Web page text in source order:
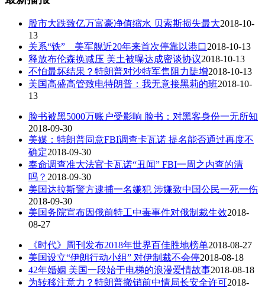
股市大跌致亿万富豪净值缩水 贝索斯损失最大2018-10-
13
关系“铁” 美军舰近20年来首次停靠以港口2018-10-13
释放布伦森换减压 美土被曝达成密谈协议2018-10-13
不怕最坏结果？特朗普对沙特军售阻力陡增2018-10-13
美国高盛高管致电特朗普：我无意接黑莉的班2018-10-
13
脸书被黑5000万账户受影响 脸书：对黑客身份一无所知
2018-09-30
美媒：特朗普同意FBI调查卡瓦诺 提名能否通过再度不
确定2018-09-30
奉命调查准大法官卡瓦诺“丑闻” FBI一周之内查的清
吗？ 2018-09-30
美国达拉斯警方逮捕一名嫌犯 涉嫌致中国公民一死一伤
2018-09-30
美国务院宣布因俄前特工中毒事件对俄制裁生效2018-
08-27
《时代》周刊发布2018年世界百佳胜地榜单2018-08-27
美国设立“伊朗行动小组” 对伊制裁不会停2018-08-18
42年婚姻 美国一段始于电梯的浪漫爱情故事2018-08-18
为转移注意力？特朗普撤销前中情局长安全许可2018-